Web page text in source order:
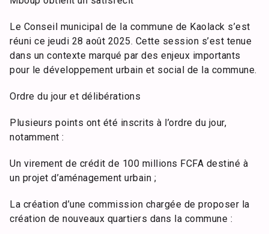
Le Conseil municipal de la commune de Kaolack s’est
réuni ce jeudi 28 août 2025. Cette session s’est tenue
dans un contexte marqué par des enjeux importants
pour le développement urbain et social de la commune.
Ordre du jour et délibérations
Plusieurs points ont été inscrits à l’ordre du jour,
notamment :
Un virement de crédit de 100 millions FCFA destiné à
un projet d’aménagement urbain ;
La création d’une commission chargée de proposer la
création de nouveaux quartiers dans la commune :